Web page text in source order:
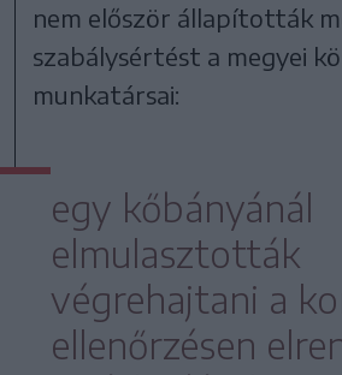
nem először állapították
szabálysértést a megyei
munkatársai:
egy kőbányánál
elmulasztották
végrehajtani a
ellenőrzésen